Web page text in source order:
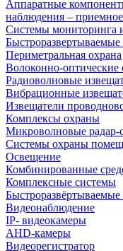
Аппаратные
наблюдения –
Системы мониторинга
Периметральная охрана
Волоконно-оптические
Радиоволновые
Вибрационные
Извещатели
Комплексы охраны
Микроволновые радар-
Системы охраны
Освещение
Комбинированные
Комплексные системы
Видеонаблюдение
IP- видеокамеры
AHD-камеры
Видеорегистратор